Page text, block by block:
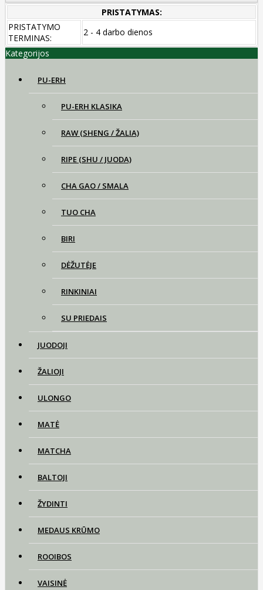
PRISTATYMAS:
PRISTATYMO
TERMINAS:
2 - 4 darbo dienos
Kategorijos
PU-ERH
PU-ERH KLASIKA
RAW (SHENG / ŽALIA)
RIPE (SHU / JUODA)
CHA GAO / SMALA
TUO CHA
BIRI
DĖŽUTĖJE
RINKINIAI
SU PRIEDAIS
JUODOJI
ŽALIOJI
ULONGO
MATĖ
MATCHA
BALTOJI
ŽYDINTI
MEDAUS KRŪMO
ROOIBOS
VAISINĖ